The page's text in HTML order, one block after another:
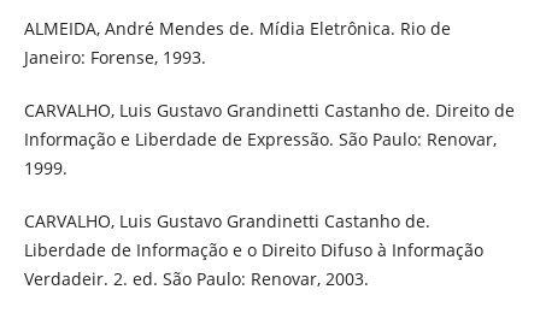
ALMEIDA, André Mendes de. Mídia Eletrônica. Rio de
Janeiro: Forense, 1993.
CARVALHO, Luis Gustavo Grandinetti Castanho de. Direito de
Informação e Liberdade de Expressão. São Paulo: Renovar,
1999.
CARVALHO, Luis Gustavo Grandinetti Castanho de.
Liberdade de Informação e o Direito Difuso à Informação
Verdadeir. 2. ed. São Paulo: Renovar, 2003.